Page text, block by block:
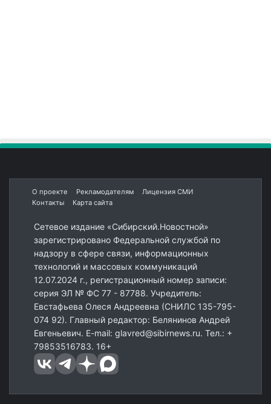
О проекте Рекламодателям
Лицензия СМИ
Контакты
Карта сайта
Сетевое издание «Сибирский.Новостной»
зарегистрировано Федеральной службой по
надзору в сфере связи, информационных
технологий и массовых коммуникаций
12.07.2024 г., регистрационный номер записи:
серия ЭЛ № ФС 77 - 87788. Учредитель:
Евстафьева Олеся Андреевна (СНИЛС 135-795-
074 92). Главный редактор: Белянинов Андрей
Евгеньевич. E-mail: glavred@sibirnews.ru. Тел.: +
79853516783. 16+